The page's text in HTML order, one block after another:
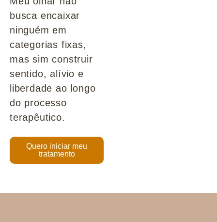
busca encaixar
ninguém em
categorias fixas,
mas sim construir
sentido, alívio e
liberdade ao longo
do processo
terapêutico.
Quero iniciar meu
tratamento